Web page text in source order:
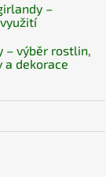
–
– výběr rostlin,
a dekorace